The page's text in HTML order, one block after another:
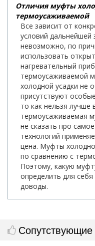
Отличия муфты
термоусаживаемой
Все зависит от
условий дальнейшей
невозможно, по
использовать
нагревательный
термоусаживаемой
холодной усадки не
присутствуют
то как нельзя лучше
термоусаживаемая
не сказать про
технологий
цена. Муфты
по сравнению с
Поэтому, какую
определить для
доводы.